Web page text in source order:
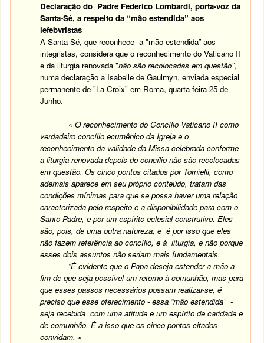
Declaração do Padre Federico Lombardi, porta-voz da
Santa-Sé, a respeito da “mão estendida” aos
lefebvristas
A Santa Sé, que reconhece a "mão estendida” aos
integristas, considera que o reconhecimento do Vaticano II
e da liturgia renovada "não são recolocadas em questão”,
numa declaração a Isabelle de Gaulmyn, enviada especial
permanente de "La Croix" em Roma, quarta feira 25 de
Junho.
« O reconhecimento do Concílio Vaticano II como
verdadeiro concílio ecumênico da Igreja e o
reconhecimento da validade da Missa celebrada conforme
a liturgia renovada depois do concílio não são recolocadas
em questão. Os cinco pontos citados por Tornielli, como
ademais aparece em seu próprio conteúdo, tratam das
condições mínimas para que se possa haver uma relação
caracterizada pelo respeito e a disponibilidade para com o
Santo Padre, e por um espírito eclesial construtivo. Eles
são, pois, de uma outra natureza, e é por isso que eles
não fazem referência ao concílio, e à liturgia, e não porque
esses dois assuntos não seriam mais fundamentais.
“É evidente que o Papa deseja estender a mão a
fim de que seja possível um retorno à comunhão, mas para
que esses passos necessários possam realizar-se, é
preciso que esse oferecimento - essa “mão estendida” -
seja recebida com uma atitude e um espírito de caridade e
de comunhão. É a isso que os cinco pontos citados
convidam. »